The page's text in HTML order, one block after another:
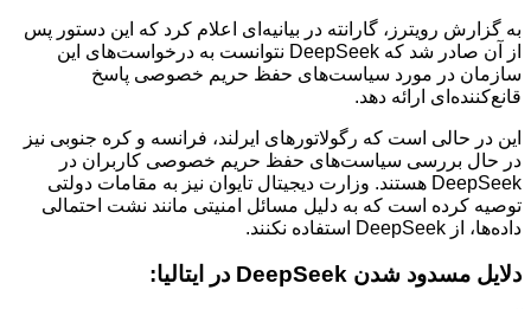
به گزارش رویترز، گارانته در بیانیه‌ای اعلام کرد که این دستور پس
از آن صادر شد که DeepSeek نتوانست به درخواست‌های این
سازمان در مورد سیاست‌های حفظ حریم خصوصی پاسخ
قانع‌کننده‌ای ارائه دهد.
این در حالی است که رگولاتورهای ایرلند، فرانسه و کره جنوبی نیز
در حال بررسی سیاست‌های حفظ حریم خصوصی کاربران در
DeepSeek هستند. وزارت دیجیتال تایوان نیز به مقامات دولتی
توصیه کرده است که به دلیل مسائل امنیتی مانند نشت احتمالی
داده‌ها، از DeepSeek استفاده نکنند.
دلایل مسدود شدن DeepSeek در ایتالیا: